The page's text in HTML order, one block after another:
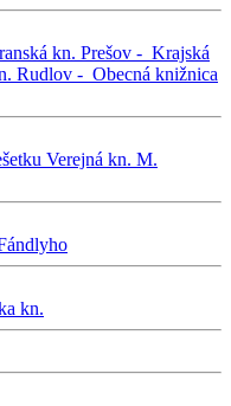
kn. Prešov - Krajská
Rudlov - Obecná knižnica
Verejná kn. M.
kn.